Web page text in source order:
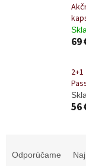
69
56
Odporúčame